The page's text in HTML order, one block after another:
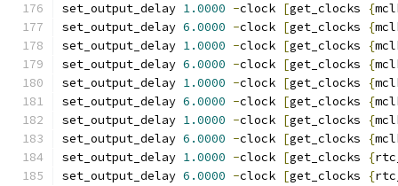
set_output_delay 1.0000 -clock [get_clocks {
set_output_delay 6.0000 -clock [get_clocks {
set_output_delay 1.0000 -clock [get_clocks {
set_output_delay 6.0000 -clock [get_clocks {
set_output_delay 1.0000 -clock [get_clocks {
set_output_delay 6.0000 -clock [get_clocks {
set_output_delay 1.0000 -clock [get_clocks {
set_output_delay 6.0000 -clock [get_clocks {
set_output_delay 1.0000 -clock [get_clocks {
set_output_delay 6.0000 -clock [get_clocks {